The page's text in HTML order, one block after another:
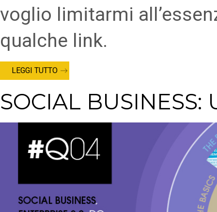
voglio limitarmi
qualche link.
LEGGI TUTTO
SOCIAL BUSINESS: